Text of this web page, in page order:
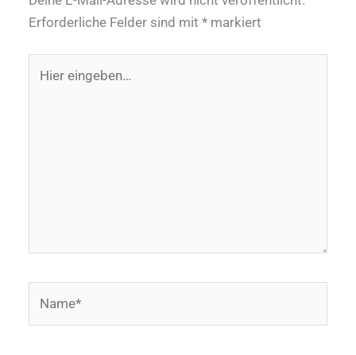
Erforderliche Felder sind mit* markiert
eingeben…